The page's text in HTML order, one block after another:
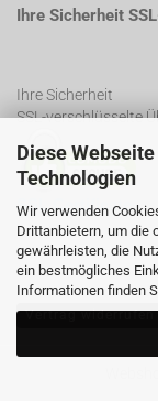
Diese
Technologien
Wir verwenden
Drittanbietern, um die
gewährleisten, die
ein bestmögliches
Informationen finden
Ihre Sicherheit
Ihre Sicherheit
SSL-verschlüsselte
SSL Certificate
Vertrag widerrufen